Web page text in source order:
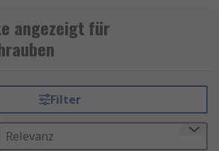
zeichnen sich durch
aus, die ihnen eine
und Stabilität verleiht.
in einer Vielzahl von
die richtige Auswahl und
Verwendung können Sie
Ihre Projekte stabil und sicher
angezeigt für
Filter
Relevanz